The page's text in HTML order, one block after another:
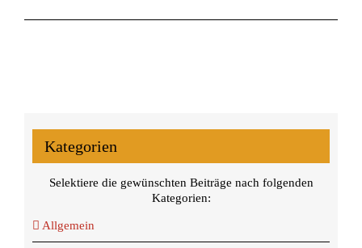
Kategorien
Selektiere die gewünschten Beiträge nach folgenden
Kategorien:
Allgemein